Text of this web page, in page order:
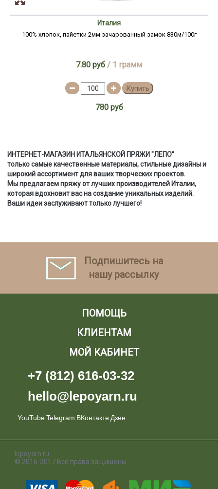
Италия
100% хлопок, пайетки 2мм зачарованный замок 830м/100г
7.80 руб / 1 грамм
Купить
780 руб
ИНТЕРНЕТ-МАГАЗИН ИТАЛЬЯНСКОЙ ПРЯЖИ "ЛЕПО"
только самые качественные материалы, стильные дизайны и
широкий ассортимент для ваших творческих проектов.
Мы предлагаем пряжу от лучших производителей Италии,
которая вдохновит вас на создание уникальных изделий.
Ваши идеи заслуживают только лучшего!
Подпишитесь на
нашу рассылку
ПОМОЩЬ
КЛИЕНТАМ
МОЙ КАБИНЕТ
+7 (812) 616-03-32
hello@lepoyarn.ru
YouTubeTelegram ВКонтакте Дзен
lepoyarn.ru
© 2016-2017 Все права защищены